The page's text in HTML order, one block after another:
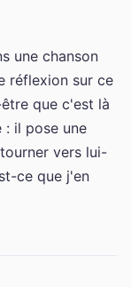
une chanson
réflexion sur ce
que c'est là
il pose une
vers lui-
ce que j'en